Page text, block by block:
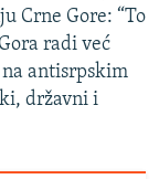
Crne Gore: “To
radi već
na antisrpskim
državni i